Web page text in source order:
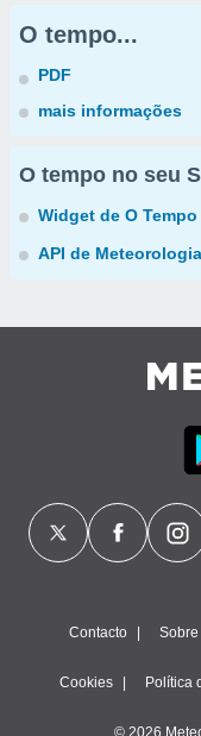
O tempo...
PDF
mais informações
O tempo no seu
Widget de O Tempo
API de Meteorologia
Contacto
Cookies Política
© 2026